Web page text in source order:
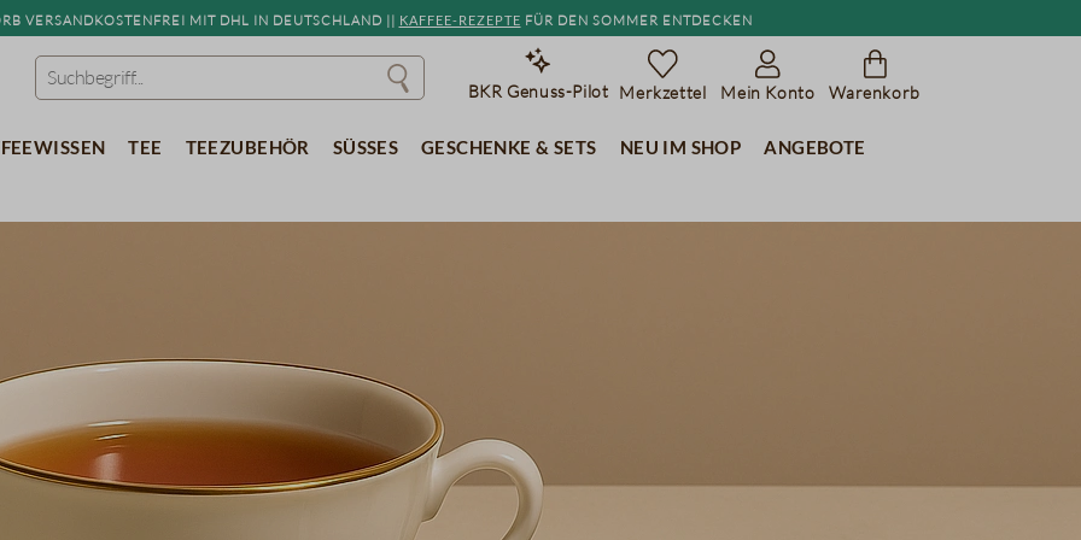
versandkostenfrei mit DHL in Deutschland || Kaffee-Rezepte für den Sommer entdecken
BKR Genuss-Pilot Merkzettel Mein Konto Warenkorb
Tee Teezubehör Süßes Geschenke & Sets Neu im Shop Angebote